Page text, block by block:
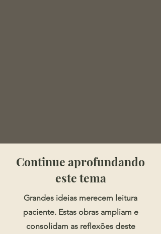
​​​Continue aprofundando
este tema
Grandes ideias merecem leitura
paciente. Estas obras ampliam e
consolidam as reflexões deste